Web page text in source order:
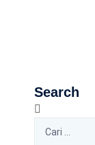
Search